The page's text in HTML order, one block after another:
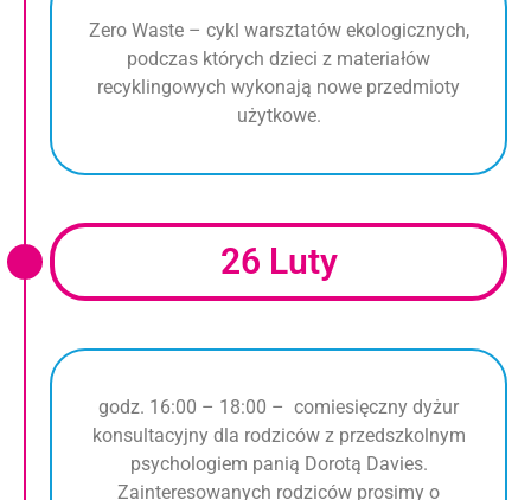
Zero Waste – cykl warsztatów ekologicznych,
podczas których dzieci z materiałów
recyklingowych wykonają nowe przedmioty
użytkowe.
godz. 16:00 – 18:00 – comiesięczny dyżur
konsultacyjny dla rodziców z przedszkolnym
psychologiem panią Dorotą Davies.
Zainteresowanych rodziców prosimy o
26 Luty